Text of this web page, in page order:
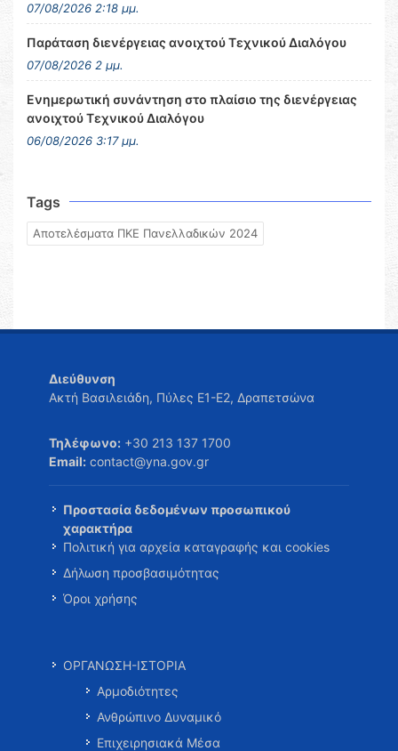
07/08/2026 2:18 μμ.
Παράταση διενέργειας ανοιχτού Τεχνικού Διαλόγου
07/08/2026 2 μμ.
Ενημερωτική συνάντηση στο πλαίσιο της διενέργειας
ανοιχτού Τεχνικού Διαλόγου
06/08/2026 3:17 μμ.
Tags
Αποτελέσματα ΠΚΕ Πανελλαδικών 2024
Διεύθυνση
Ακτή Βασιλειάδη, Πύλες Ε1-Ε2, Δραπετσώνα
Τηλέφωνο: +30 213 137 1700
Email: contact@yna.gov.gr
Προστασία δεδομένων προσωπικού
χαρακτήρα
Πολιτική για αρχεία καταγραφής και cookies
Δήλωση προσβασιμότητας
Όροι χρήσης
ΟΡΓΑΝΩΣΗ-ΙΣΤΟΡΙΑ
Αρμοδιότητες
Ανθρώπινο Δυναμικό
Επιχειρησιακά Μέσα